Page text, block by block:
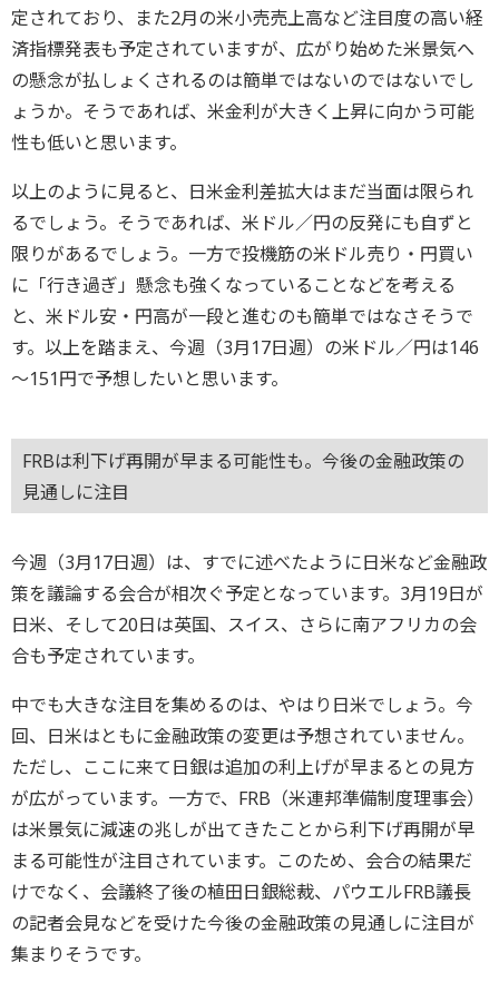
定されており、また2月の米小売売上高など注目度の高い経
済指標発表も予定されていますが、広がり始めた米景気へ
の懸念が払しょくされるのは簡単ではないのではないでし
ょうか。そうであれば、米金利が大きく上昇に向かう可能
性も低いと思います。
以上のように見ると、日米金利差拡大はまだ当面は限られ
るでしょう。そうであれば、米ドル／円の反発にも自ずと
限りがあるでしょう。一方で投機筋の米ドル売り・円買い
に「行き過ぎ」懸念も強くなっていることなどを考える
と、米ドル安・円高が一段と進むのも簡単ではなさそうで
す。以上を踏まえ、今週（3月17日週）の米ドル／円は146
～151円で予想したいと思います。
FRBは利下げ再開が早まる可能性も。今後の金融政策の
見通しに注目
今週（3月17日週）は、すでに述べたように日米など金融政
策を議論する会合が相次ぐ予定となっています。3月19日が
日米、そして20日は英国、スイス、さらに南アフリカの会
合も予定されています。
中でも大きな注目を集めるのは、やはり日米でしょう。今
回、日米はともに金融政策の変更は予想されていません。
ただし、ここに来て日銀は追加の利上げが早まるとの見方
が広がっています。一方で、FRB（米連邦準備制度理事会）
は米景気に減速の兆しが出てきたことから利下げ再開が早
まる可能性が注目されています。このため、会合の結果だ
けでなく、会議終了後の植田日銀総裁、パウエルFRB議長
の記者会見などを受けた今後の金融政策の見通しに注目が
集まりそうです。